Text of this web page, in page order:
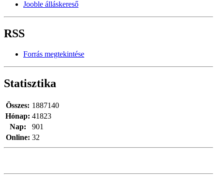
Jooble álláskereső
RSS
Forrás megtekintése
Statisztika
Online: 32
Összes: 1887140
Hónap: 41823
Nap:
901